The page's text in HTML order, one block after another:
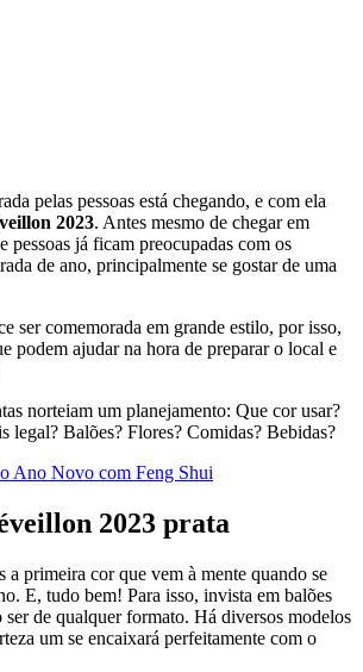
pelas pessoas está chegando, e com ela
2023. Antes mesmo de chegar em
pessoas já ficam preocupadas com os
de ano, principalmente se gostar de uma
ser comemorada em grande estilo, por isso,
podem ajudar na hora de preparar o local e
norteiam um planejamento: Que cor usar?
legal? Balões? Flores? Comidas? Bebidas?
Ano Novo com Feng Shui
2023 prata
a primeira cor que vem à mente quando se
E, tudo bem! Para isso, invista em balões
ser de qualquer formato. Há diversos modelos
um se encaixará perfeitamente com o